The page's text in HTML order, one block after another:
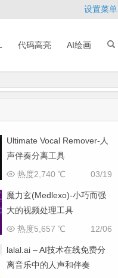
设置菜单
代码高亮 AI绘画
Ultimate Vocal Remover-人
声伴奏分离工具
03/19
热度2,740 ℃
魔力玄(Medlexo)-小巧而强
大的视频处理工具
12/06
热度5,657 ℃
lalal.ai – AI技术在线免费分
离音乐中的人声和伴奏